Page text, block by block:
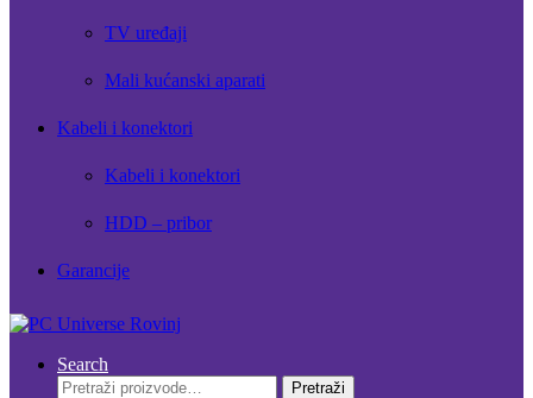
TV uređaji
Mali kućanski aparati
Kabeli i konektori
Kabeli i konektori
HDD – pribor
Garancije
Search
Pretraži:
Pretraži